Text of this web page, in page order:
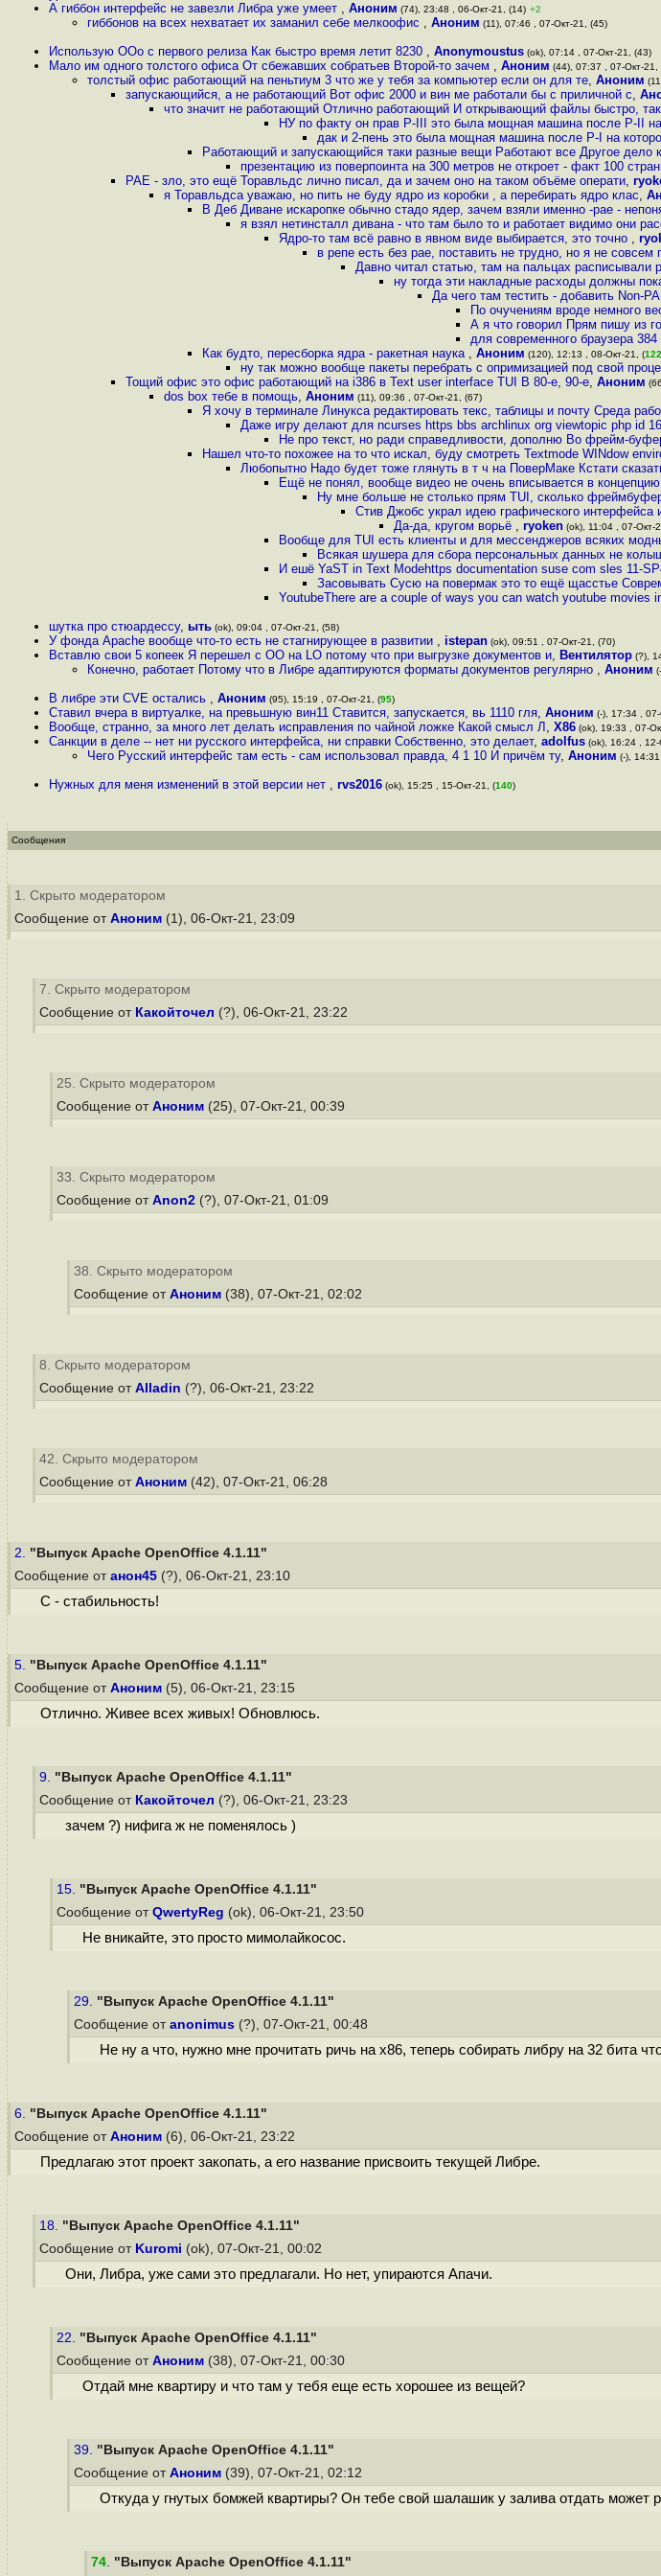
А гиббон интерфейс не завезли Либра уже умеет , Аноним (74), 23:48 , 06-Окт-21, (14) +2
гиббонов на всех нехватает их заманил себе мелкоофис , Аноним (11), 07:46 , 07-Окт-21, (45)
Использую OOo с первого релиза Как быстро время летит 8230 , Anonymoustus (ok), 07:14 , 07-Окт-21, (43)
Мало им одного толстого офиса От сбежавших собратьев Второй-то зачем , Аноним (44), 07:37 , 07-Окт-21,
толстый офис работающий на пеньтиум 3 что же у тебя за компьютер если он для те, Аноним
запускающийся, а не работающий Вот офис 2000 и вин ме работали бы с приличной с,
что значит не работающий Отлично работающий И открывающий файлы быстро,
НУ по факту он прав P-III это была мощная машина после P-II
дак и 2-пень это была мощная машина после P-I на
Работающий и запускающийся таки разные вещи Работают все Другое дело
презентацию из поверпоинта на 300 метров не откроет - факт 100
PAE - зло, это ещё Торавльдс лично писал, да и зачем оно на таком объёме операти,
я Торавльдса уважаю, но пить не буду ядро из коробки , а перебирать ядро клас,
В Деб Диване искаропке обычно стадо ядер, зачем взяли именно -pae -
я взял нетинсталл дивана - что там было то и работает видимо они
Ядро-то там всё равно в явном виде выбирается, это точно ,
в репе есть без pae, поставить не трудно, но я не
Давно читал статью, там на пальцах расписывали
ну тогда эти накладные расходы должны
Да чего там тестить - добавить Non-
По очучениям вроде немного
А я что говорил Прям пишу из
для современного браузера
Как будто, пересборка ядра - ракетная наука , Аноним (120), 12:13 , 08-Окт-21, (122
ну так можно вообще пакеты перебрать с опримизацией под свой
Тощий офис это офис работающий на i386 в Text user interface TUI В 80-е, 90-е, Аноним
dos box тебе в помощь, Аноним (11), 09:36 , 07-Окт-21, (67)
Я хочу в терминале Линукса редактировать текс, таблицы и почту Среда
Даже игру делают для ncurses https bbs archlinux org viewtopic php id
Не про текст, но ради справедливости, дополню Во фрейм-
Нашел что-то похожее на то что искал, буду смотреть Textmode WINdow
Любопытно Надо будет тоже глянуть в т ч на ПоверМаке Кстати
Ещё не понял, вообще видео не очень вписывается в
Ну мне больше не столько прям TUI, сколько
Стив Джобс украл идею графического
Да-да, кругом ворьё , ryoken (ok), 11:04 , 07-Окт-
Вообще для TUI есть клиенты и для мессенджеров всяких
Всякая шушера для сбора персональных данных не
И ешё YaST in Text Modehttps documentation suse com sles 11-
Засовывать Сусю на повермак это то ещё щасстье
YoutubeThere are a couple of ways you can watch youtube movies
шутка про стюардессу, ыть (ok), 09:04 , 07-Окт-21, (58)
У фонда Apache вообще что-то есть не стагнирующее в развитии , istepan (ok), 09:51 , 07-Окт-21, (70)
Вставлю свои 5 копеек Я перешел с OO на LO потому что при выгрузке документов и, Вентилятор (?),
Конечно, работает Потому что в Либре адаптируются форматы документов регулярно , Аноним
В либре эти CVE остались , Аноним (95), 15:19 , 07-Окт-21, (95)
Ставил вчера в виртуалке, на превьшную вин11 Ставится, запускается, вь 1110 гля, Аноним (-), 17:34 ,
Вообще, странно, за много лет делать исправления по чайной ложке Какой смысл Л , X86 (ok), 19:33 , 07-
Санкции в деле -- нет ни русского интерфейса, ни справки Собственно, это делает, adolfus (ok), 16:24 , 12-
Чего Русский интерфейс там есть - сам использовал правда, 4 1 10 И причём ту, Аноним (-),
Нужных для меня изменений в этой версии нет , rvs2016 (ok), 15:25 , 15-Окт-21, (140)
Сообщения
1. Скрыто модератором
Сообщение от Аноним (1), 06-Окт-21, 23:09
7. Скрыто модератором
Сообщение от Какойточел (?), 06-Окт-21, 23:22
25. Скрыто модератором
Сообщение от Аноним (25), 07-Окт-21, 00:39
33. Скрыто модератором
Сообщение от Anon2 (?), 07-Окт-21, 01:09
38. Скрыто модератором
Сообщение от Аноним (38), 07-Окт-21, 02:02
8. Скрыто модератором
Сообщение от Alladin (?), 06-Окт-21, 23:22
42. Скрыто модератором
Сообщение от Аноним (42), 07-Окт-21, 06:28
2. "Выпуск Apache OpenOffice 4.1.11"
Сообщение от анон45 (?), 06-Окт-21, 23:10
С - стабильность!
5. "Выпуск Apache OpenOffice 4.1.11"
Сообщение от Аноним (5), 06-Окт-21, 23:15
Отлично. Живее всех живых! Обновлюсь.
9. "Выпуск Apache OpenOffice 4.1.11"
Сообщение от Какойточел (?), 06-Окт-21, 23:23
зачем ?) нифига ж не поменялось )
15. "Выпуск Apache OpenOffice 4.1.11"
Сообщение от QwertyReg (ok), 06-Окт-21, 23:50
Не вникайте, это просто мимолайкосос.
29. "Выпуск Apache OpenOffice 4.1.11"
Сообщение от anonimus (?), 07-Окт-21, 00:48
Не ну а что, нужно мне прочитать ричь на х86, теперь собирать либру на 32 бита
6. "Выпуск Apache OpenOffice 4.1.11"
Сообщение от Аноним (6), 06-Окт-21, 23:22
Предлагаю этот проект закопать, а его название присвоить текущей Либре.
18. "Выпуск Apache OpenOffice 4.1.11"
Сообщение от Kuromi (ok), 07-Окт-21, 00:02
Они, Либра, уже сами это предлагали. Но нет, упираются Апачи.
22. "Выпуск Apache OpenOffice 4.1.11"
Сообщение от Аноним (38), 07-Окт-21, 00:30
Отдай мне квартиру и что там у тебя еще есть хорошее из вещей?
39. "Выпуск Apache OpenOffice 4.1.11"
Сообщение от Аноним (39), 07-Окт-21, 02:12
Откуда у гнутых бомжей квартиры? Он тебе свой шалашик у залива отдать может
74. "Выпуск Apache OpenOffice 4.1.11"